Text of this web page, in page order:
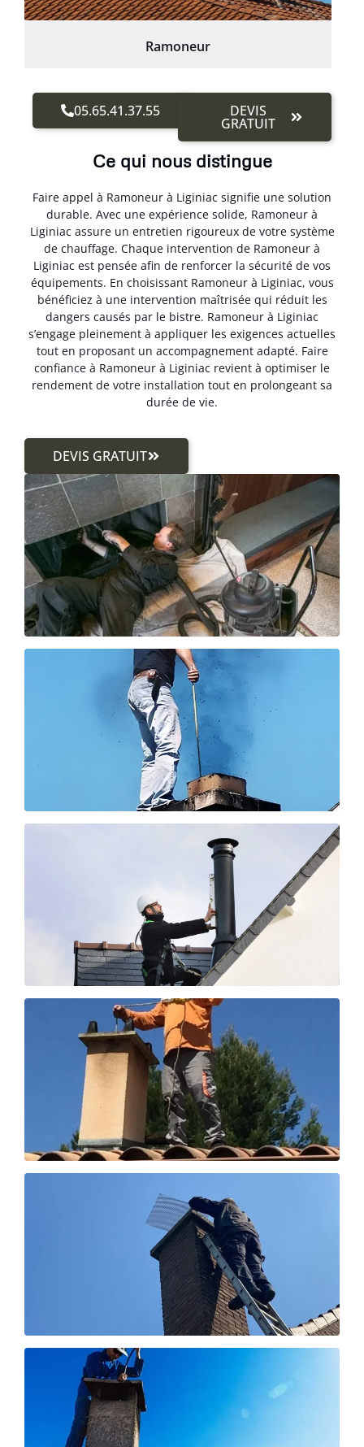
Ramoneur
05.65.41.37.55 DEVIS
GRATUIT
Ce qui nous distingue
Faire appel à Ramoneur à Liginiac signifie une solution
durable. Avec une expérience solide, Ramoneur à
Liginiac assure un entretien rigoureux de votre système
de chauffage. Chaque intervention de Ramoneur à
Liginiac est pensée afin de renforcer la sécurité de vos
équipements. En choisissant Ramoneur à Liginiac, vous
bénéficiez à une intervention maîtrisée qui réduit les
dangers causés par le bistre. Ramoneur à Liginiac
s’engage pleinement à appliquer les exigences actuelles
tout en proposant un accompagnement adapté. Faire
confiance à Ramoneur à Liginiac revient à optimiser le
rendement de votre installation tout en prolongeant sa
durée de vie.
DEVIS GRATUIT